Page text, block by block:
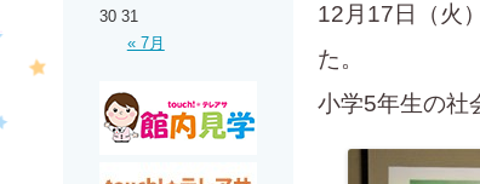
30 31
« 7月
12月17日（火
た。
小学5年生の社